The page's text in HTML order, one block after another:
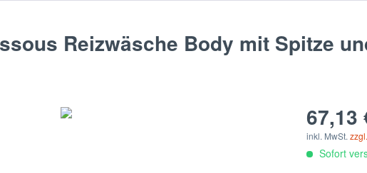
Reizwäsche Body mit Spitze
67,13
inkl. MwSt.
Sofort